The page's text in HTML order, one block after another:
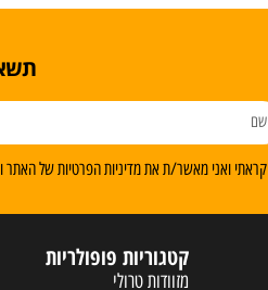
קראתי ואני מאשר/ת את מדיניות הפרטיות של האתר
קטגוריות פופולריות
מזוודות טרולי